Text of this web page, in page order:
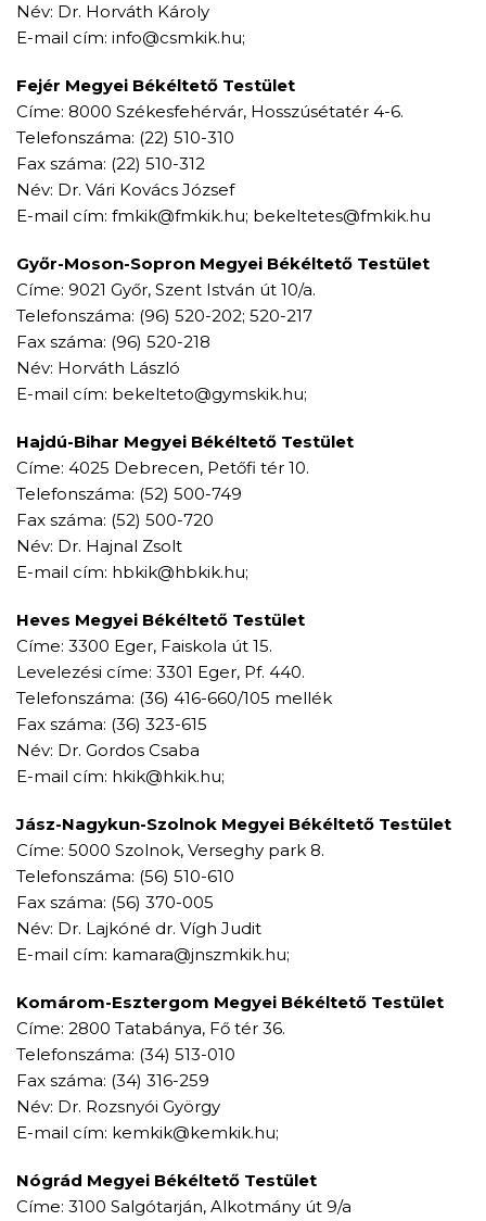
Név: Dr. Horváth Károly
E-mail cím: info@csmkik.hu;
Fejér Megyei Békéltető Testület
Címe: 8000 Székesfehérvár, Hosszúsétatér 4-6.
Telefonszáma: (22) 510-310
Fax száma: (22) 510-312
Név: Dr. Vári Kovács József
E-mail cím: fmkik@fmkik.hu; bekeltetes@fmkik.hu
Győr-Moson-Sopron Megyei Békéltető Testület
Címe: 9021 Győr, Szent István út 10/a.
Telefonszáma: (96) 520-202; 520-217
Fax száma: (96) 520-218
Név: Horváth László
E-mail cím: bekelteto@gymskik.hu;
Hajdú-Bihar Megyei Békéltető Testület
Címe: 4025 Debrecen, Petőfi tér 10.
Telefonszáma: (52) 500-749
Fax száma: (52) 500-720
Név: Dr. Hajnal Zsolt
E-mail cím: hbkik@hbkik.hu;
Heves Megyei Békéltető Testület
Címe: 3300 Eger, Faiskola út 15.
Levelezési címe: 3301 Eger, Pf. 440.
Telefonszáma: (36) 416-660/105 mellék
Fax száma: (36) 323-615
Név: Dr. Gordos Csaba
E-mail cím: hkik@hkik.hu;
Jász-Nagykun-Szolnok Megyei Békéltető Testület
Címe: 5000 Szolnok, Verseghy park 8.
Telefonszáma: (56) 510-610
Fax száma: (56) 370-005
Név: Dr. Lajkóné dr. Vígh Judit
E-mail cím: kamara@jnszmkik.hu;
Komárom-Esztergom Megyei Békéltető Testület
Címe: 2800 Tatabánya, Fő tér 36.
Telefonszáma: (34) 513-010
Fax száma: (34) 316-259
Név: Dr. Rozsnyói György
E-mail cím: kemkik@kemkik.hu;
Nógrád Megyei Békéltető Testület
Címe: 3100 Salgótarján, Alkotmány út 9/a